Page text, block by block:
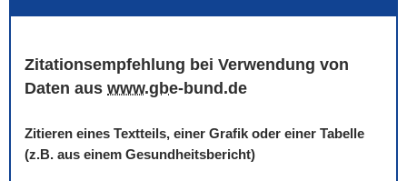
Zitationsempfehlung bei Verwendung von
Daten aus www.gbe-bund.de
Zitieren eines Textteils, einer Grafik oder einer Tabelle
(z.B. aus einem Gesundheitsbericht)